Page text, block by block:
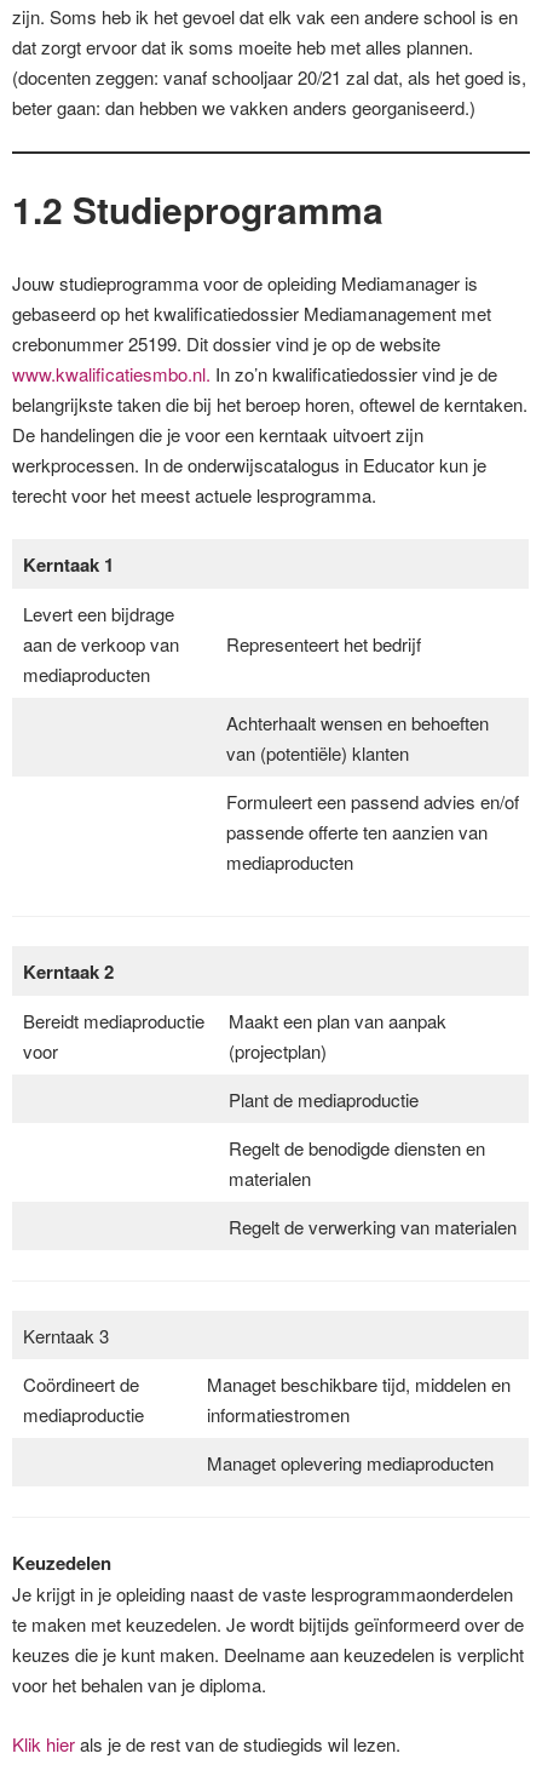
zijn. Soms heb ik het gevoel dat elk vak een andere school is en
dat zorgt ervoor dat ik soms moeite heb met alles plannen.
(docenten zeggen: vanaf schooljaar 20/21 zal dat, als het goed is,
beter gaan: dan hebben we vakken anders georganiseerd.)
1.2 Studieprogramma
Jouw studieprogramma voor de opleiding Mediamanager is
gebaseerd op het kwalificatiedossier Mediamanagement met
crebonummer 25199. Dit dossier vind je op de website
www.kwalificatiesmbo.nl. In zo’n kwalificatiedossier vind je de
belangrijkste taken die bij het beroep horen, oftewel de kerntaken.
De handelingen die je voor een kerntaak uitvoert zijn
werkprocessen. In de onderwijscatalogus in Educator kun je
terecht voor het meest actuele lesprogramma.
Kerntaak 1
Levert een bijdrage
aan de verkoop van
mediaproducten
Representeert het bedrijf
Achterhaalt wensen en behoeften
van (potentiële) klanten
Formuleert een passend advies en/of
passende offerte ten aanzien van
mediaproducten
Kerntaak 2
Bereidt mediaproductie
voor
Maakt een plan van aanpak
(projectplan)
Plant de mediaproductie
Regelt de benodigde diensten en
materialen
Regelt de verwerking van materialen
Kerntaak 3
Coördineert de
mediaproductie
Managet beschikbare tijd, middelen en
informatiestromen
Managet oplevering mediaproducten
Keuzedelen
Je krijgt in je opleiding naast de vaste lesprogrammaonderdelen
te maken met keuzedelen. Je wordt bijtijds geïnformeerd over de
keuzes die je kunt maken. Deelname aan keuzedelen is verplicht
voor het behalen van je diploma.
Klik hierals je de rest van de studiegids wil lezen.